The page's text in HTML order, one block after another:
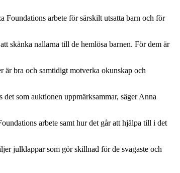
Foundations arbete för särskilt utsatta barn och för
skänka nallarna till de hemlösa barnen. För dem är
är bra och samtidigt motverka okunskap och
som auktionen uppmärksammar, säger Anna
arbete samt hur det går att hjälpa till i det
julklappar som gör skillnad för de svagaste och